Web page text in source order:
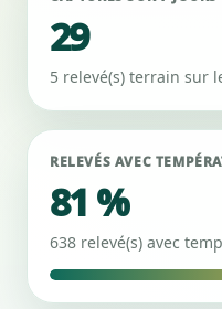
29
5 relevé(s) terrain sur
RELEVÉS AVEC
81 %
638 relevé(s) avec